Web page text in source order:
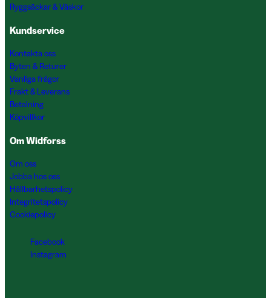
Ryggsäckar & Väskor
Kundservice
Kontakta oss
Byten & Returer
Vanliga frågor
Frakt & Leverans
Betalning
Köpvillkor
Om Widforss
Om oss
Jobba hos oss
Hållbarhetspolicy
Integritetspolicy
Cookiepolicy
Facebook
Instagram